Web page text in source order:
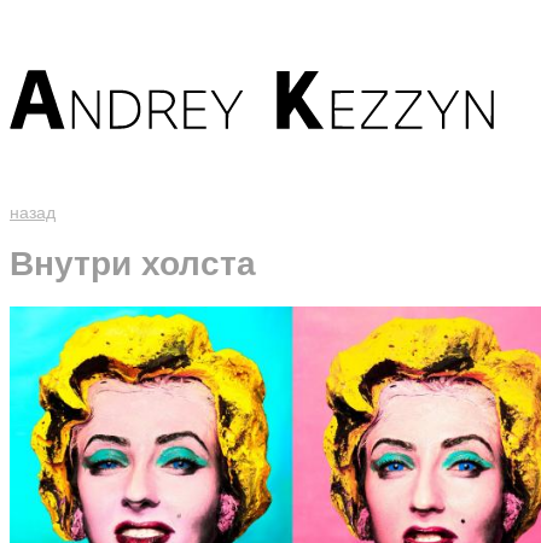
назад
Внутри холста